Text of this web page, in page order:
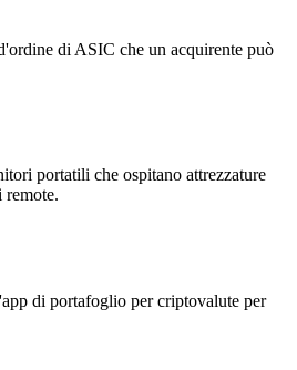
di ASIC che un acquirente può
portatili che ospitano attrezzature
di portafoglio per criptovalute per